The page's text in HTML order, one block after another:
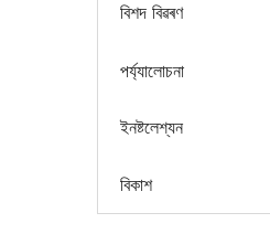
বিশদ বিৱৰণ
পৰ্য্যালোচনা
ইনষ্টলেশ্যন
বিকাশ